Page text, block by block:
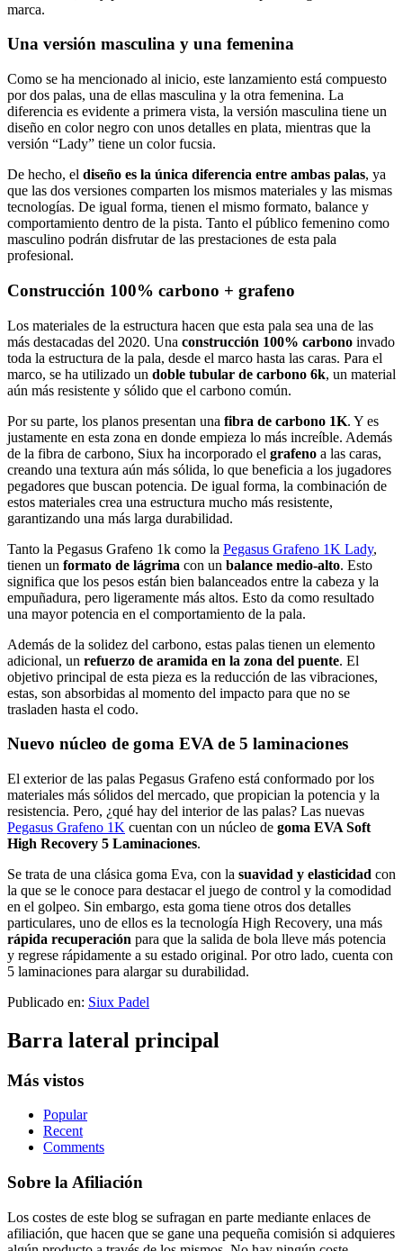
marca.
Una versión masculina y una femenina
Como se ha mencionado al inicio, este lanzamiento está compuesto
por dos palas, una de ellas masculina y la otra femenina. La
diferencia es evidente a primera vista, la versión masculina tiene un
diseño en color negro con unos detalles en plata, mientras que la
versión “Lady” tiene un color fucsia.
De hecho, el diseño es la única diferencia entre ambas palas, ya
que las dos versiones comparten los mismos materiales y las mismas
tecnologías. De igual forma, tienen el mismo formato, balance y
comportamiento dentro de la pista. Tanto el público femenino como
masculino podrán disfrutar de las prestaciones de esta pala
profesional.
Construcción 100% carbono + grafeno
Los materiales de la estructura hacen que esta pala sea una de las
más destacadas del 2020. Una construcción 100% carbono invado
toda la estructura de la pala, desde el marco hasta las caras. Para el
marco, se ha utilizado un doble tubular de carbono 6k, un material
aún más resistente y sólido que el carbono común.
Por su parte, los planos presentan una fibra de carbono 1K. Y es
justamente en esta zona en donde empieza lo más increíble. Además
de la fibra de carbono, Siux ha incorporado el grafeno a las caras,
creando una textura aún más sólida, lo que beneficia a los jugadores
pegadores que buscan potencia. De igual forma, la combinación de
estos materiales crea una estructura mucho más resistente,
garantizando una más larga durabilidad.
Tanto la Pegasus Grafeno 1k como la Pegasus Grafeno 1K Lady,
tienen un formato de lágrima con un balance medio-alto. Esto
significa que los pesos están bien balanceados entre la cabeza y la
empuñadura, pero ligeramente más altos. Esto da como resultado
una mayor potencia en el comportamiento de la pala.
Además de la solidez del carbono, estas palas tienen un elemento
adicional, un refuerzo de aramida en la zona del puente. El
objetivo principal de esta pieza es la reducción de las vibraciones,
estas, son absorbidas al momento del impacto para que no se
trasladen hasta el codo.
Nuevo núcleo de goma EVA de 5 laminaciones
El exterior de las palas Pegasus Grafeno está conformado por los
materiales más sólidos del mercado, que propician la potencia y la
resistencia. Pero, ¿qué hay del interior de las palas? Las nuevas
Pegasus Grafeno 1K cuentan con un núcleo de goma EVA Soft
High Recovery 5 Laminaciones.
Se trata de una clásica goma Eva, con la suavidad y elasticidad con
la que se le conoce para destacar el juego de control y la comodidad
en el golpeo. Sin embargo, esta goma tiene otros dos detalles
particulares, uno de ellos es la tecnología High Recovery, una más
rápida recuperación para que la salida de bola lleve más potencia
y regrese rápidamente a su estado original. Por otro lado, cuenta con
5 laminaciones para alargar su durabilidad.
Publicado en: Siux Padel
Barra lateral principal
Más vistos
Popular
Recent
Comments
Sobre la Afiliación
Los costes de este blog se sufragan en parte mediante enlaces de
afiliación, que hacen que se gane una pequeña comisión si adquieres